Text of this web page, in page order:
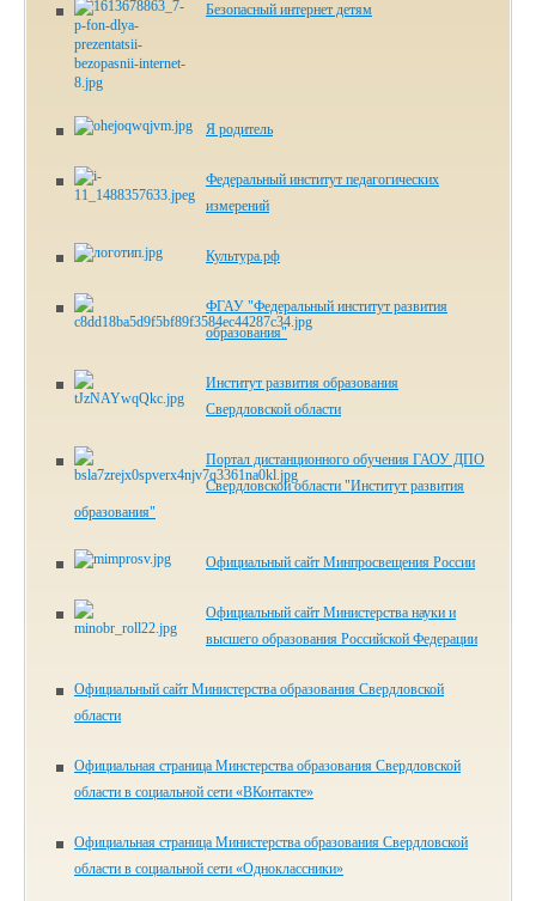
Безопасный интернет детям
Я родитель
Федеральный институт педагогических
измерений
Культура.рф
ФГАУ "Федеральный институт развития
образования"
Институт развития образования
Свердловской области
Портал дистанционного обучения ГАОУ ДПО
Свердловской области "Институт развития
образования"
Официальный сайт Минпросвещения России
Официальный сайт Министерства науки и
высшего образования Российской Федерации
Официальный сайт Министерства образования Свердловской
области
Официальная страница Минстерства образования Свердловской
области в социальной сети «ВКонтакте»
Официальная страница Министерства образования Свердловской
области в социальной сети «Одноклассники»